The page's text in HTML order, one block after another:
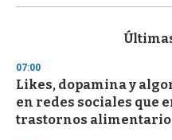
s
d
s
o
f
3
07:00
Likes, dopamina y
en redes sociales que
trastornos